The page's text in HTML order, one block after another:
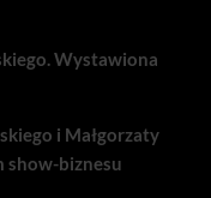
Wystawiona
i Małgorzaty
show-biznesu